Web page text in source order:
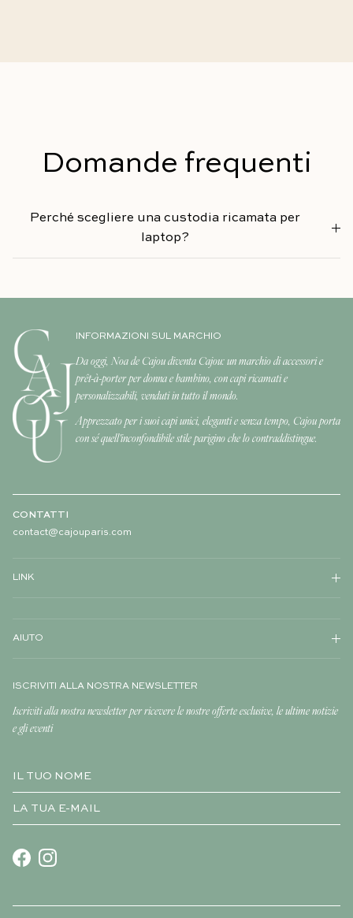
Domande frequenti
Perché scegliere una custodia ricamata per
laptop?
INFORMAZIONI SUL MARCHIO
Da oggi, Noa de Cajou diventa Cajou: un marchio di accessori e
prêt-à-porter per donna e bambino, con capi ricamati e
personalizzabili, venduti in tutto il mondo.
Apprezzato per i suoi capi unici, eleganti e senza tempo, Cajou porta
con sé quell'inconfondibile stile parigino che lo contraddistingue.
CONTATTI
contact@cajouparis.com
LINK
AIUTO
ISCRIVITI ALLA NOSTRA NEWSLETTER
Iscriviti alla nostra newsletter per ricevere le nostre offerte esclusive, le ultime notizie
e gli eventi
FacebookInstagram